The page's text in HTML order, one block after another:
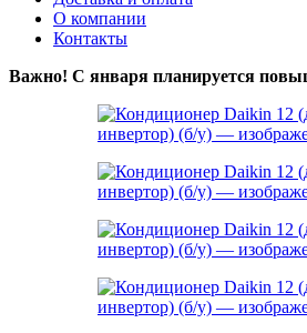
О компании
Контакты
Важно! С января планируется